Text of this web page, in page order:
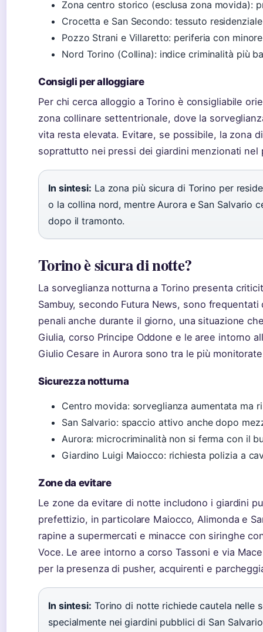
Zona centro storico (esclusa zona movida):
Crocetta e San Secondo: tessuto
Pozzo Strani e Villaretto: periferia con
Nord Torino (Collina): indice criminalità più
Consigli per alloggiare
Per chi cerca alloggio a Torino è consigliabile
zona collinare settentrionale, dove la
vita resta elevata. Evitare, se possibile, la zona
soprattutto nei pressi dei giardini menzionati
In sintesi: La zona più sicura di Torino per
o la collina nord, mentre Aurora e San Salvario
dopo il tramonto.
Torino è sicura di notte?
La sorveglianza notturna a Torino presenta
Sambuy, secondo Futura News, sono
penali anche durante il giorno, una situazione
Giulia, corso Principe Oddone e le aree intorno
Giulio Cesare in Aurora sono tra le più
Sicurezza notturna
Centro movida: sorveglianza aumentata ma
San Salvario: spaccio attivo anche dopo
Aurora: microcriminalità non si ferma con il
Giardino Luigi Maiocco: richiesta polizia a
Zone da evitare
Le zone da evitare di notte includono i giardini
prefettizio, in particolare Maiocco, Alimonda e
rapine a supermercati e minacce con siringhe
Voce. Le aree intorno a corso Tassoni e via
per la presenza di pusher, acquirenti e
In sintesi: Torino di notte richiede cautela nelle
specialmente nei giardini pubblici di San